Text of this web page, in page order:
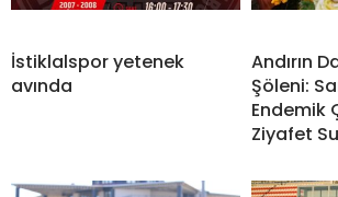
İstiklalspor yetenek
avında
Andırın
Şöleni:
Endemik
Ziyafet